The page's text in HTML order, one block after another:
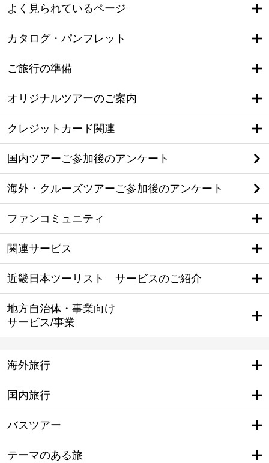
よく見られているページ
カタログ・パンフレット
ご旅行の準備
オリジナルツアーのご案内
クレジットカード関連
国内ツアーご参加後のアンケート
海外・クルーズツアーご参加後のアンケート
ファンコミュニティ
関連サービス
近畿日本ツーリスト サービスのご紹介
地方自治体・事業向け
サービス/事業
海外旅行
国内旅行
バスツアー
テーマのある旅